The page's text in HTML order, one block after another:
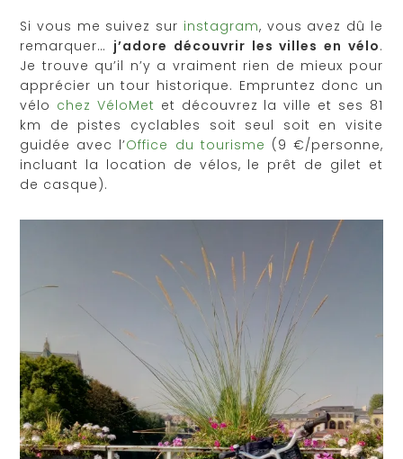
Si vous me suivez sur instagram, vous avez dû le
remarquer… j’adore découvrir les villes en vélo.
Je trouve qu’il n’y a vraiment rien de mieux pour
apprécier un tour historique. Empruntez donc un
vélo chez VéloMet et découvrez la ville et ses 81
km de pistes cyclables soit seul soit en visite
guidée avec l’Office du tourisme (9 €/personne,
incluant la location de vélos, le prêt de gilet et
de casque).​